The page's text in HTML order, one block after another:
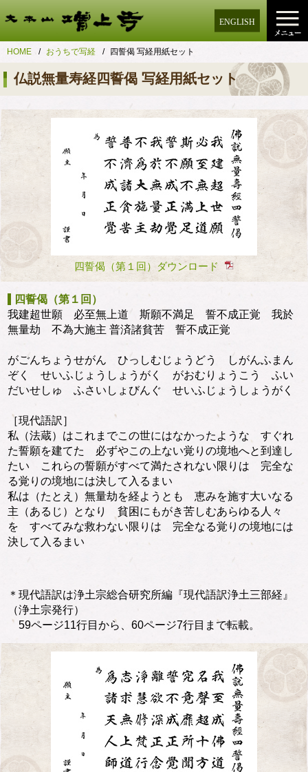
ENGLISH
HOME おうちで写経 四誓偈 写経用紙セット
仏説無量寿経四誓偈 写経用紙セット
四誓偈（第１回）ダウンロード
四誓偈（第１回）
我建超世願 必至無上道 斯願不満足 誓不成正覚 我於
無量劫 不為大施主 普済諸貧苦 誓不成正覚
がごんちょうせがん ひっしむじょうどう しがんふまん
ぞく せいふじょうしょうがく がおむりょうこう ふい
だいせしゅ ふさいしょびんぐ せいふじょうしょうがく
［現代語訳］
私（法蔵）はこれまでこの世にはなかったような すぐれ
た誓願を建てた 必ずやこの上ない覚りの境地へと到達し
たい これらの誓願がすべて満たされない限りは 完全な
る覚りの境地には決して入るまい
私は（たとえ）無量劫を経ようとも 恵みを施す大いなる
主（あるじ）となり 貧困にもがき苦しむあらゆる人々
を すべてみな救わない限りは 完全なる覚りの境地には
決して入るまい
＊現代語訳は浄土宗総合研究所編『現代語訳浄土三部経』
（浄土宗発行）
59ページ11行目から、60ページ7行目まで転載。